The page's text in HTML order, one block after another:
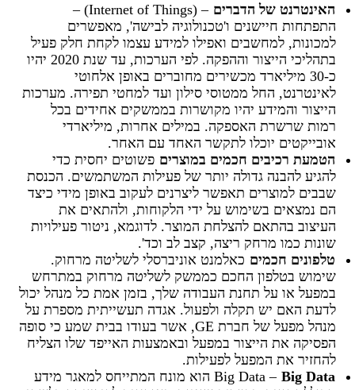
האינטרנט של הדברים
– (Internet of Things) –
התפתחות חיישנים ו'טכנולוגיה לבישה', מאפשרים
למכונות, למחשבים ואפילו למידע עצמו לקחת חלק פעיל
בתהליכי הייצור וההפקה. לפי הערכות, עד שנת 2020 יהיו
כ-30 מיליארד מכשירים מחוברים באופן אלחוטי
לאינטרנט, החל ממטוסי סילון ועד למחטי תפירה. מערכות
הייצור והמידע יהיו מקושרות בממשקים אחידים בכל
רמות שרשרת האספקה. במילים אחרות, מיליארדי
אובייקטים יוכלו לתקשר האחד עם האחר.
הטמעת רכיבים חכמים במוצרים פשוטים יחסית כדי
להגיע להבנה גדולה יותר של פעילות המשתמשים. הכנסת
שבבים למוצרים תאפשר ליצרנים לעקוב באופן מידי כיצד
הם נמצאים בשימוש על ידי הלקוחות, ולהתאים את
העיצוב בהתאם להצלחת המוצר. לדוגמא, ניטור פעילויות
שונות כמו מרחק ריצה, קצב לב וכד'.
טלפונים חכמים כאלמנט אוניברסלי לשליטה מרחוק.
שימוש בטלפון החכם כממשק לשליטה מרחוק במתרחש
במפעל או על תחנת העבודה שלך, בזמן אמת כל מנהל יכול
לדעת האם יש תקלה ולפעול. אגדה תעשייתית מספרת על
מנהל מפעל של חברת GE, אשר בעודו בבית שמע כי סופה
הפסיקה את הייצור במפעל ובאמצעות האייפד שלו הצליח
להחזיר את המפעל לפעילות.
Big Data – Big Data
הוא מונח המתייחס למאגר מידע